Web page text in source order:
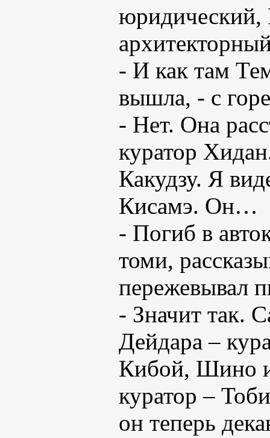
- И как там
вышла, - с
- Нет. Она
куратор
Какудзу. Я
Кисамэ. Он…
- Погиб в
томи,
пережевывал
- Значит так.
Дейдара –
Кибой, Шино
куратор –
он теперь